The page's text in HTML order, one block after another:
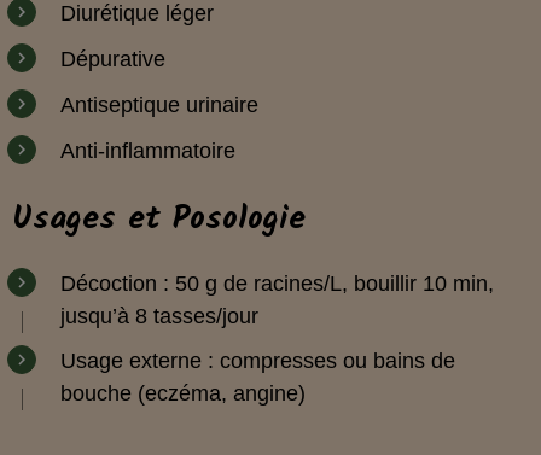
Diurétique léger
Dépurative
Antiseptique urinaire
Anti-inflammatoire
Usages et Posologie
Décoction : 50 g de racines/L, bouillir 10 min,
jusqu’à 8 tasses/jour
Usage externe : compresses ou bains de
bouche (eczéma, angine)